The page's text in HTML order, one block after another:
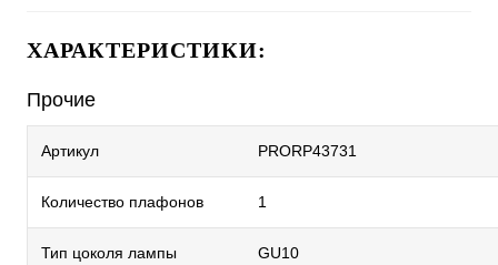
ХАРАКТЕРИСТИКИ:
Прочие
Артикул PRORP43731
Количество плафонов 1
Тип цоколя лампы GU10